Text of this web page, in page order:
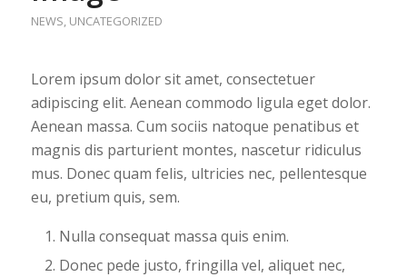
NEWS, UNCATEGORIZED
Lorem ipsum dolor sit amet, consectetuer
adipiscing elit. Aenean commodo ligula eget dolor.
Aenean massa. Cum sociis natoque penatibus et
magnis dis parturient montes, nascetur ridiculus
mus. Donec quam felis, ultricies nec, pellentesque
eu, pretium quis, sem.
Nulla consequat massa quis enim.
Donec pede justo, fringilla vel, aliquet nec,